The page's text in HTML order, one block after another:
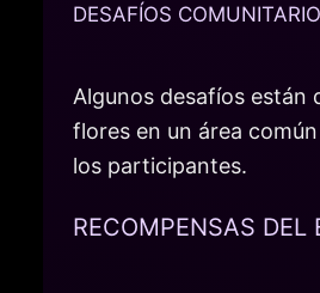
DESAFÍOS
Algunos desafíos están
flores en un área
los participantes.
RECOMPENSAS DEL